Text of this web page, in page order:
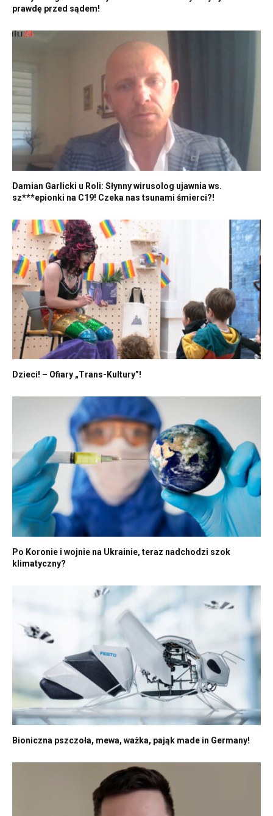
prawdę przed sądem!
Damian Garlicki u Roli: Słynny wirusolog ujawnia ws.
sz***epionki na C19! Czeka nas tsunami śmierci?!
Dzieci! – Ofiary „Trans-Kultury”!
Po Koronie i wojnie na Ukrainie, teraz nadchodzi szok
klimatyczny?
Bioniczna pszczoła, mewa, ważka, pająk made in Germany!